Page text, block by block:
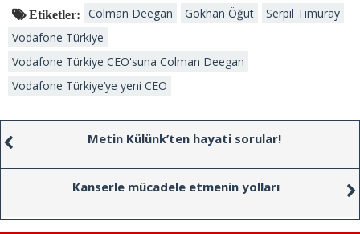
Etiketler: Colman Deegan Gökhan Öğüt
Serpil Timuray
Vodafone Türkiye
Vodafone Türkiye CEO'suna Colman Deegan
Vodafone Türkiye’ye yeni CEO
Metin Külünk’ten hayati sorular!
Kanserle mücadele etmenin yolları